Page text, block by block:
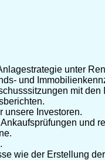
unter
und
mit den
unsere Investoren.
und
wie der Erstellung